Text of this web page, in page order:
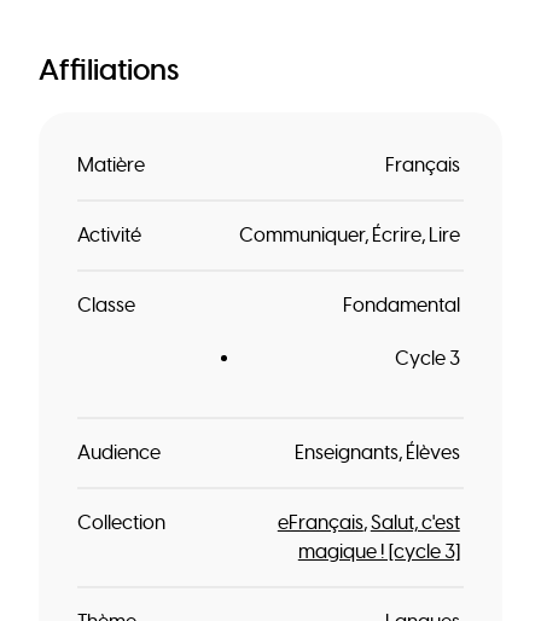
Affiliations
Matière Français
Activité Communiquer Écrire Lire
Classe Fondamental
Cycle 3
Audience Enseignants Élèves
Collection eFrançais Salut, c'est
magique ! [cycle 3]